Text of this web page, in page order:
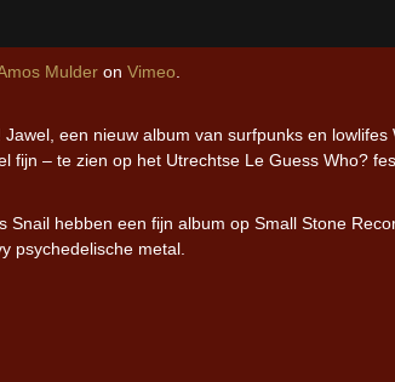
Mulder on Vimeo
een nieuw album van surfpunks en
fijn – te zien op het Utrechtse Le Guess Who?
Snail hebben een fijn album op Small Stone
psychedelische metal.